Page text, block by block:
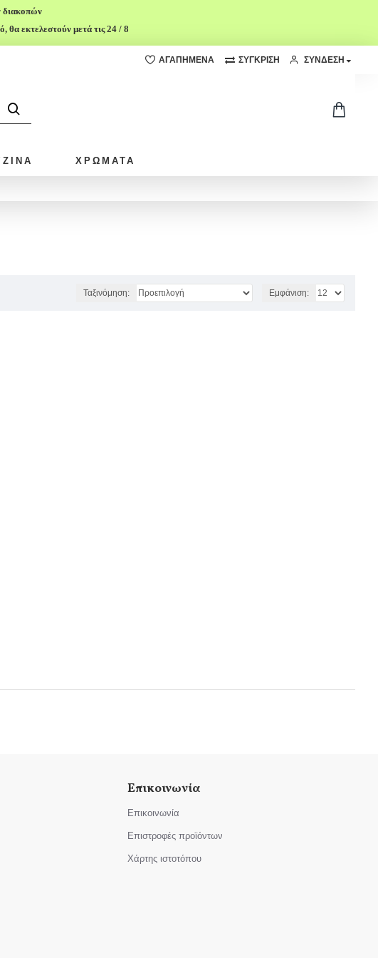
διακοπών
εκτελεστούν μετά τις 24 / 8
ΑΓΑΠΗΜΈΝΑ ΣΎΓΚΡΙΣΗ ΣΥΝΔΕΣΗ
ΧΡΩΜΑΤΑ
Ταξινόμηση: Εμφάνιση:
Επικοινωνία
Επικοινωνία
Επιστροφές προϊόντων
Χάρτης ιστοτόπου